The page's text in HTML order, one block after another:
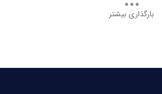
بارگذاری بیشتر